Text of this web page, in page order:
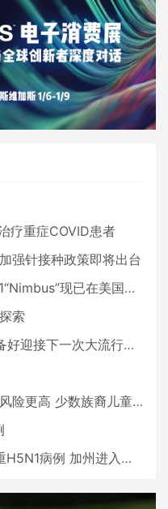
疗重症COVID患者
强针接种政策即将出台
现已在美国占据主导地位
索
接下一次大流行了吗？
高 少数族裔儿童存在差异
病例 加州进入紧急状态